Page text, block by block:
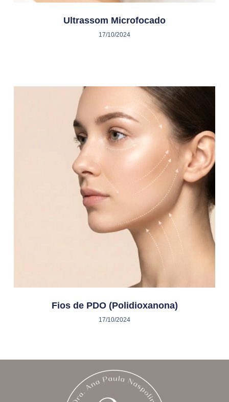
Ultrassom Microfocado
17/10/2024
Fios de PDO (Polidioxanona)
17/10/2024